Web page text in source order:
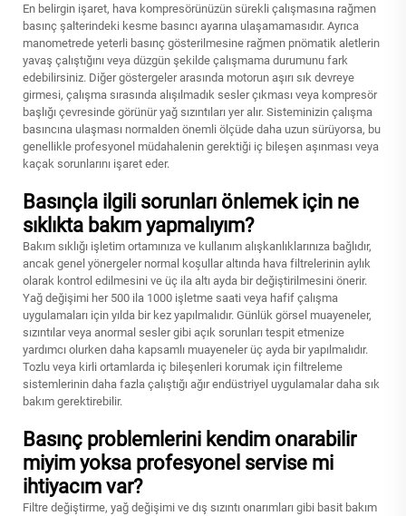
En belirgin işaret, hava kompresörünüzün sürekli çalışmasına rağmen
basınç şalterindeki kesme basıncı ayarına ulaşamamasıdır. Ayrıca
manometrede yeterli basınç gösterilmesine rağmen pnömatik aletlerin
yavaş çalıştığını veya düzgün şekilde çalışmama durumunu fark
edebilirsiniz. Diğer göstergeler arasında motorun aşırı sık devreye
girmesi, çalışma sırasında alışılmadık sesler çıkması veya kompresör
başlığı çevresinde görünür yağ sızıntıları yer alır. Sisteminizin çalışma
basıncına ulaşması normalden önemli ölçüde daha uzun sürüyorsa, bu
genellikle profesyonel müdahalenin gerektiği iç bileşen aşınması veya
kaçak sorunlarını işaret eder.
Basınçla ilgili sorunları önlemek için ne
sıklıkta bakım yapmalıyım?
Bakım sıklığı işletim ortamınıza ve kullanım alışkanlıklarınıza bağlıdır,
ancak genel yönergeler normal koşullar altında hava filtrelerinin aylık
olarak kontrol edilmesini ve üç ila altı ayda bir değiştirilmesini önerir.
Yağ değişimi her 500 ila 1000 işletme saati veya hafif çalışma
uygulamaları için yılda bir kez yapılmalıdır. Günlük görsel muayeneler,
sızıntılar veya anormal sesler gibi açık sorunları tespit etmenize
yardımcı olurken daha kapsamlı muayeneler üç ayda bir yapılmalıdır.
Tozlu veya kirli ortamlarda iç bileşenleri korumak için filtreleme
sistemlerinin daha fazla çalıştığı ağır endüstriyel uygulamalar daha sık
bakım gerektirebilir.
Basınç problemlerini kendim onarabilir
miyim yoksa profesyonel servise mi
ihtiyacım var?
Filtre değiştirme, yağ değişimi ve dış sızıntı onarımları gibi basit bakım